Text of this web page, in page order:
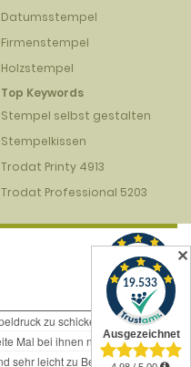
Datumsstempel
Firmenstempel
Holzstempel
Top Keywords
Stempel selbst gestalten
Stempelkissen
Trodat Printy 4913
Trodat Professional 5203
✕